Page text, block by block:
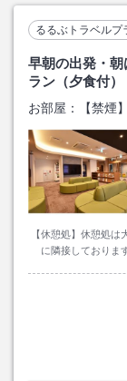
るるぶトラベルプ
早朝の出発・
ラン（夕食付）
お部屋： 【禁煙
【休憩処】休憩処は
に隣接しておりま